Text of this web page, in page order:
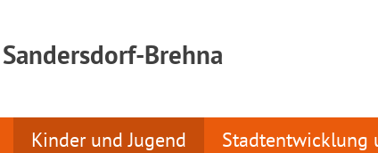
Brehna
Kinder und Jugend Stadtentwicklung